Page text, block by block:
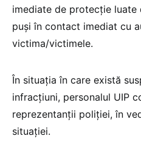
imediate de protecție luate
puși în contact imediat cu
victima/victimele.
În situația în care există
infracțiuni, personalul UIP
reprezentanții poliției, în
situației.